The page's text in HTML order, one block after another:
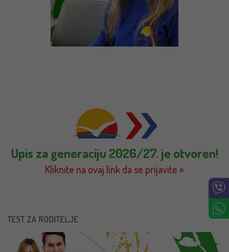
TEST ZA RODITELJE
Upis za generaciju 2026/27. je otvoren!
Kliknite na ovaj link da se prijavite »